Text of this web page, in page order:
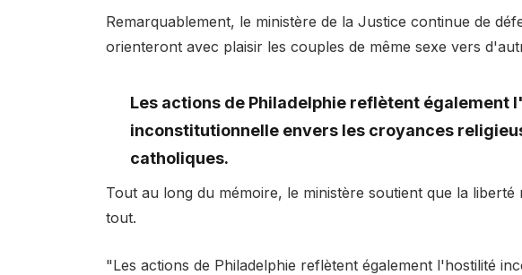
Remarquablement, le ministère de la Justice continue de
orienteront avec plaisir les couples de même sexe vers
Les actions de Philadelphie reflètent également
inconstitutionnelle envers les croyances
catholiques.
Tout au long du mémoire, le ministère soutient que la
tout.
"Les actions de Philadelphie reflètent également l'hostilité